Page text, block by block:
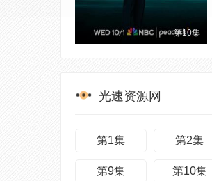
第10集
光速资源网
第1集 第2集
第9集 第10集